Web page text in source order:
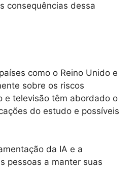
consequências dessa
como o Reino Unido e
sobre os riscos
e televisão têm abordado o
do estudo e possíveis
da IA e a
pessoas a manter suas